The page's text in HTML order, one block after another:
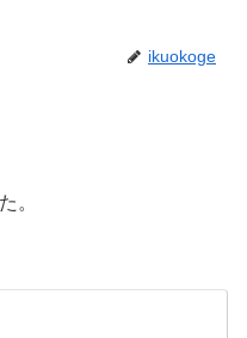
ikuokoge
。